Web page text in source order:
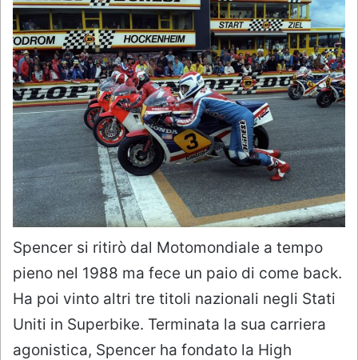
Spencer si ritirò dal Motomondiale a tempo
pieno nel 1988 ma fece un paio di come back.
Ha poi vinto altri tre titoli nazionali negli Stati
Uniti in Superbike. Terminata la sua carriera
agonistica, Spencer ha fondato la High